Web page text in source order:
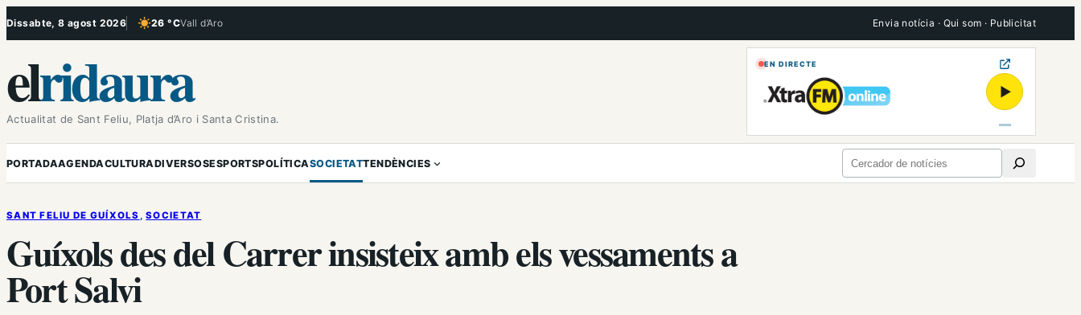
Vés
Dissabte, 8 agost 2026 26 °CVall d’Aro
, Cel serè Envia notícia · Qui som · Publicitat
elridaura
Actualitat de Sant Feliu, Platja d’Aro i Santa Cristina.
EN DIRECTE
▶
PORTADAAGENDACULTURADIVERSOSESPORTSPOLÍTICASOCIETATTENDÈNCIES Cerca
SANT FELIU DE GUÍXOLS , SOCIETAT
Guíxols des del Carrer insisteix amb els vessaments a
Port Salvi